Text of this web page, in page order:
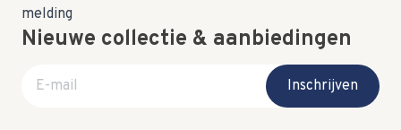
Nieuwe collectie & aanbiedingen
E-mail adres
Inschrijven